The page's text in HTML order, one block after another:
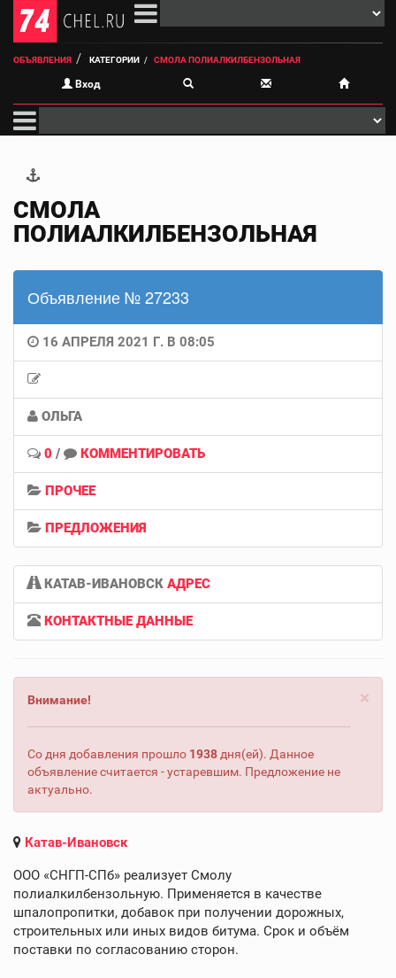
ОБЪЯВЛЕНИЯ КАТЕГОРИИ СМОЛА ПОЛИАЛКИЛБЕНЗОЛЬНАЯ
Вход
СМОЛА
ПОЛИАЛКИЛБЕНЗОЛЬНАЯ
Объявление № 27233
16 АПРЕЛЯ 2021 Г. В 08:05
ОЛЬГА
0 / КОММЕНТИРОВАТЬ
ПРОЧЕЕ
ПРЕДЛОЖЕНИЯ
КАТАВ-ИВАНОВСК АДРЕС
КОНТАКТНЫЕ ДАННЫЕ
×
Внимание!
Со дня добавления прошло 1938 дня(ей). Данное
объявление считается - устаревшим. Предложение не
актуально.
Катав-Ивановск
ООО «СНГП-СПб» реализует Смолу
полиалкилбензольную. Применяется в качестве
шпалопропитки, добавок при получении дорожных,
строительных или иных видов битума. Срок и объём
поставки по согласованию сторон.